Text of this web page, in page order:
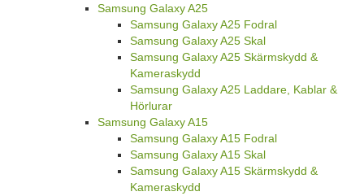
Samsung Galaxy A25
Samsung Galaxy A25 Fodral
Samsung Galaxy A25 Skal
Samsung Galaxy A25 Skärmskydd &
Kameraskydd
Samsung Galaxy A25 Laddare, Kablar &
Hörlurar
Samsung Galaxy A15
Samsung Galaxy A15 Fodral
Samsung Galaxy A15 Skal
Samsung Galaxy A15 Skärmskydd &
Kameraskydd